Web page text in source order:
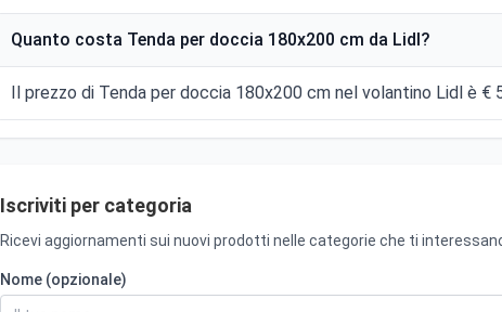
Quanto costa Tenda per doccia 180x200 cm da Lidl?
Il prezzo di Tenda per doccia 180x200 cm nel volantino Lidl è €
Iscriviti per categoria
Ricevi aggiornamenti sui nuovi prodotti nelle categorie che ti
Nome (opzionale)